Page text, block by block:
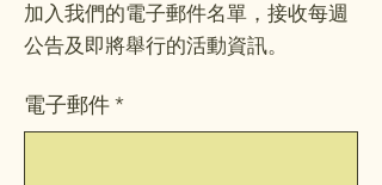
加入我們的電子郵件名單，接收每週
公告及即將舉行的活動資訊。
電子郵件*